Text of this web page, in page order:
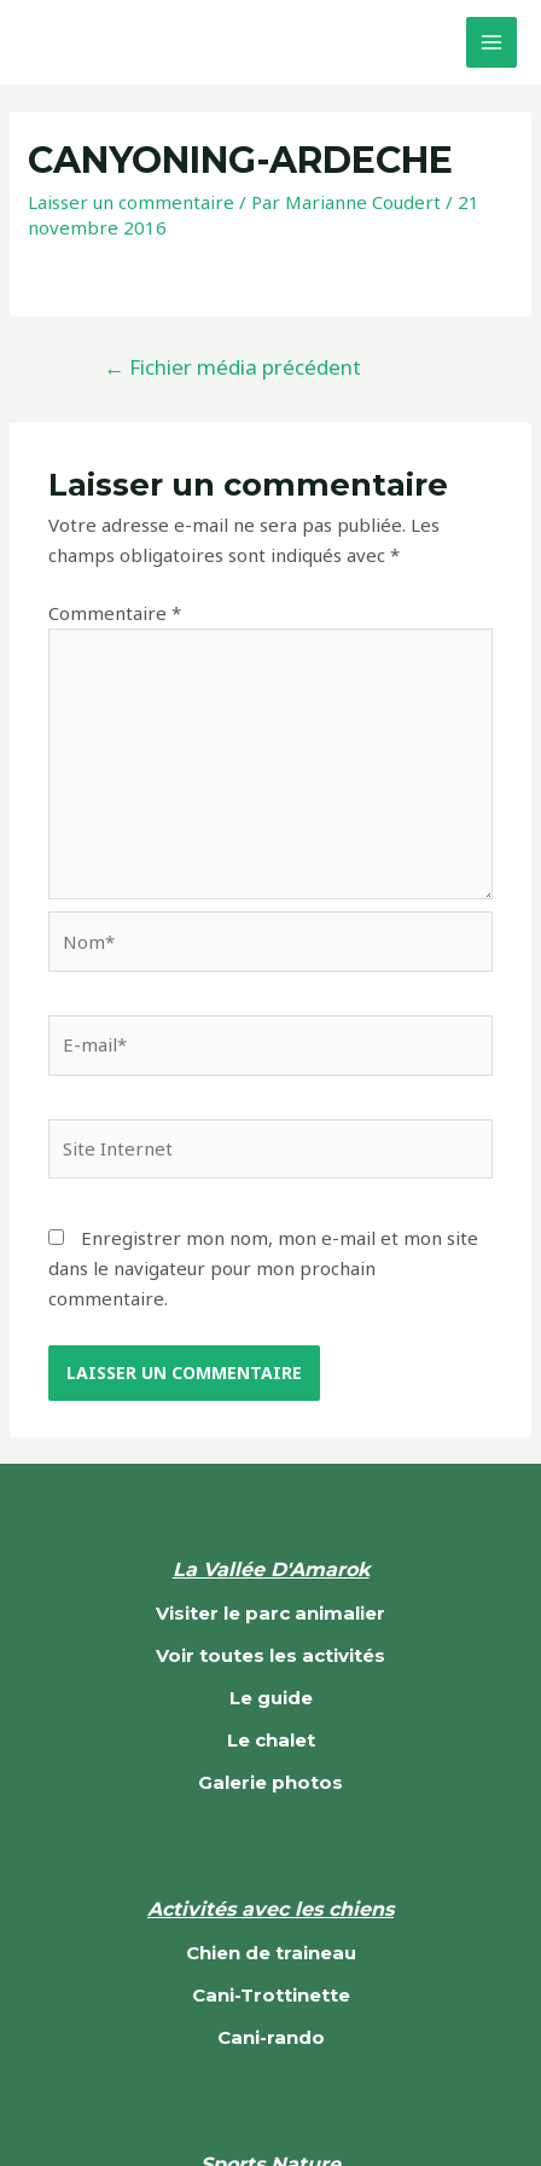
CANYONING-ARDECHE
Laisser un commentaire / Par Marianne Coudert/ 21
novembre 2016
← Fichier média précédent
Laisser un commentaire
Votre adresse e-mail ne sera pas publiée. Les
champs obligatoires sont indiqués avec*
Commentaire*
Enregistrer mon nom, mon e-mail et mon site
dans le navigateur pour mon prochain
commentaire.
La Vallée D'Amarok
Visiter le parc animalier
Voir toutes les activités
Le guide
Le chalet
Galerie photos
Activités avec les chiens
Chien de traineau
Cani-Trottinette
Cani-rando